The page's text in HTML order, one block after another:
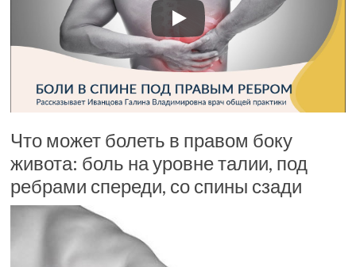
Что может болеть в правом боку
живота: боль на уровне талии, под
ребрами спереди, со спины сзади